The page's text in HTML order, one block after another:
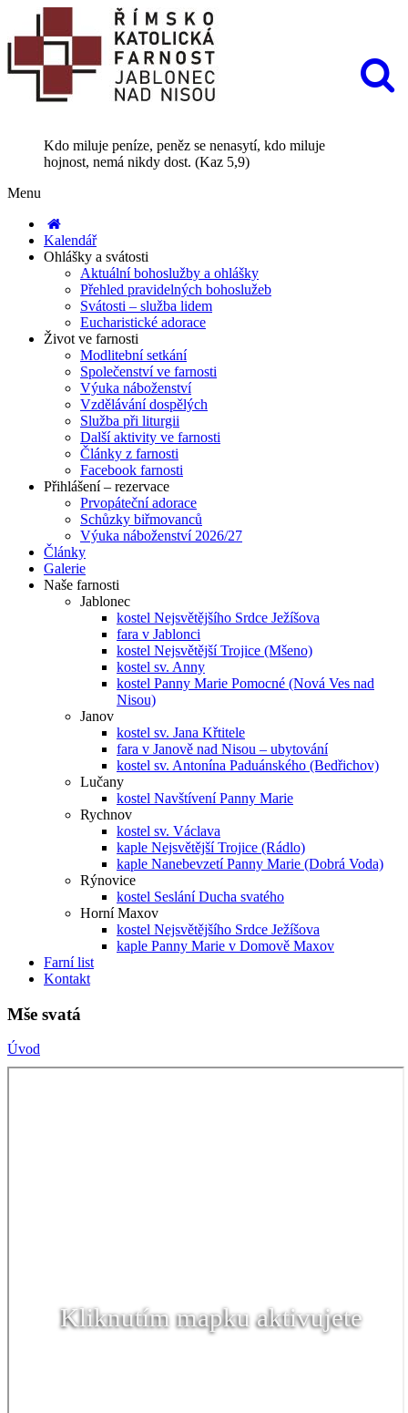
Kdo miluje peníze, peněz se nenasytí, kdo miluje
hojnost, nemá nikdy dost. (Kaz 5,9)
Menu
Kalendář
Ohlášky a svátosti
Aktuální bohoslužby a ohlášky
Přehled pravidelných bohoslužeb
Svátosti – služba lidem
Eucharistické adorace
Život ve farnosti
Modlitební setkání
Společenství ve farnosti
Výuka náboženství
Vzdělávání dospělých
Služba při liturgii
Další aktivity ve farnosti
Články z farnosti
Facebook farnosti
Přihlášení – rezervace
Prvopáteční adorace
Schůzky biřmovanců
Výuka náboženství 2026/27
Články
Galerie
Naše farnosti
Jablonec
kostel Nejsvětějšího Srdce Ježíšova
fara v Jablonci
kostel Nejsvětější Trojice (Mšeno)
kostel sv. Anny
kostel Panny Marie Pomocné (Nová Ves nad
Nisou)
Janov
kostel sv. Jana Křtitele
fara v Janově nad Nisou – ubytování
kostel sv. Antonína Paduánského (Bedřichov)
Lučany
kostel Navštívení Panny Marie
Rychnov
kostel sv. Václava
kaple Nejsvětější Trojice (Rádlo)
kaple Nanebevzetí Panny Marie (Dobrá Voda)
Rýnovice
kostel Seslání Ducha svatého
Horní Maxov
kostel Nejsvětějšího Srdce Ježíšova
kaple Panny Marie v Domově Maxov
Farní list
Kontakt
Mše svatá
Úvod
Kliknutím mapku aktivujete